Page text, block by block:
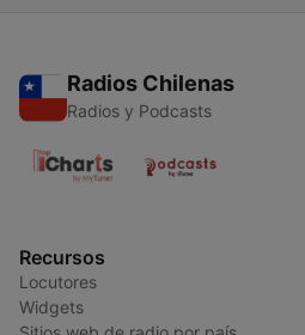
Radios Chilenas
Radios y Podcasts
Recursos
Locutores
Widgets